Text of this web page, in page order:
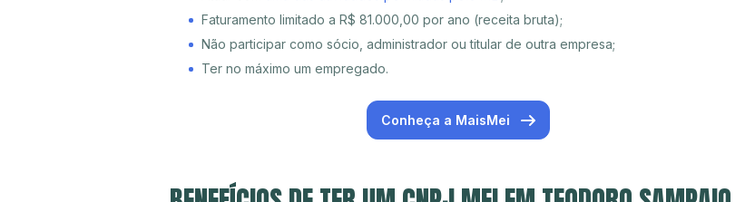
Faturamento limitado a R$ 81.000,00 por ano (receita bruta);
Não participar como sócio, administrador ou titular de outra empresa;
Ter no máximo um empregado.
Conheça a MaisMei